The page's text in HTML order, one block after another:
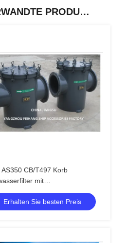
VERWANDTE PRODUKTE
CB/T497 Korb
mit
Lieferant - Feihang
Erhalten Sie besten Preis